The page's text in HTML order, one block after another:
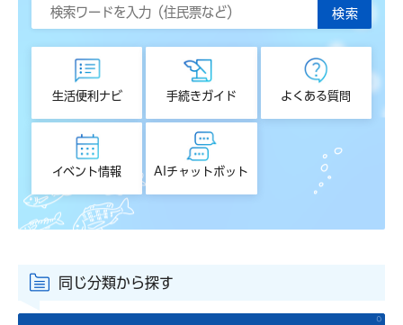
生活便利ナビ 手続きガイド よくある質問
イベント情報 AIチャットボット
同じ分類から探す